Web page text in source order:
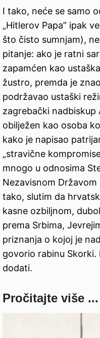
I tako, neće se samo
„Hitlerov Papa” ipak
što čisto sumnjam),
pitanje: ako je ratni
zapamćen kao
žustro, premda je
podržavao ustaški
zagrebački nadbiskup
obilježen kao osoba
kako je napisao
„stravične
mnogo u odnosima
Nezavisnom
tako, slutim da
kasne ozbiljnom,
prema Srbima,
priznanja o kojoj je
govorio rabinu Skorki.
dodati.
Pročitajte više ...